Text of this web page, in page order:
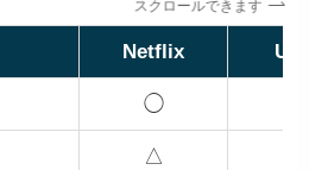
スクロールできます
Netflix U-
◯
△